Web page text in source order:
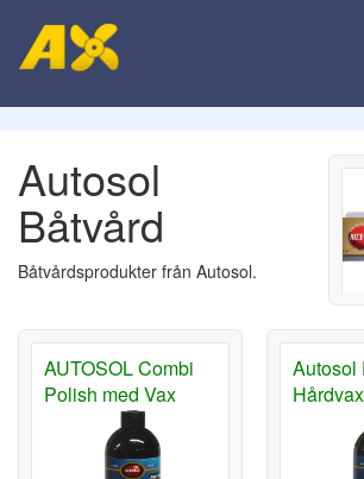
Autosol
Båtvård
Båtvårdsprodukter från Autosol.
AUTOSOL Combi
Polish med Vax
Autosol
Hårdvax